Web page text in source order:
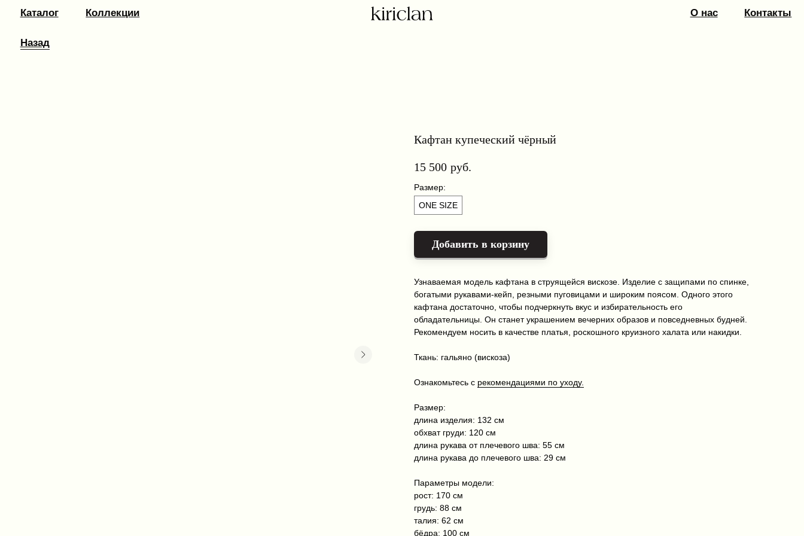
Каталог Коллекции Контакты
Назад
Кафтан купеческий чёрный
15 500 руб.
Размер:
ONE SIZE
Добавить в корзину
Узнаваемая модель кафтана в струящейся вискозе. Изделие с защипами по спинке,
богатыми рукавами-кейп, резными пуговицами и широким поясом. Одного этого
кафтана достаточно, чтобы подчеркнуть вкус и избирательность его
обладательницы. Он станет украшением вечерних образов и повседневных будней.
Рекомендуем носить в качестве платья, роскошного круизного халата или накидки.
Ткань: гальяно (вискоза)
Ознакомьтесь с рекомендациями по уходу.
Размер:
длина изделия: 132 см
обхват груди: 120 см
длина рукава от плечевого шва: 55 см
длина рукава до плечевого шва: 29 см
Параметры модели:
рост: 170 см
грудь: 88 см
талия: 62 см
бёдра: 100 см